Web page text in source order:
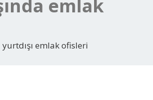
emlak
yurtdışı emlak ofisleri